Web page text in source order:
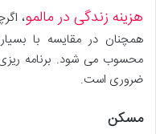
هزینه زندگی در مالمو،
همچنان در مقایسه با
محسوب می شود. برنامه
ضروری است.
مسکن